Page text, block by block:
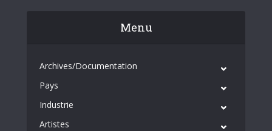
Menu
Archives/Documentation
Pays
Industrie
Artistes